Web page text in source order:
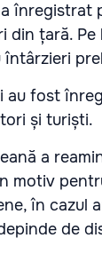
înregistrat
țară. Pe
au fost
și turiști.
a
motiv
în cazul
de